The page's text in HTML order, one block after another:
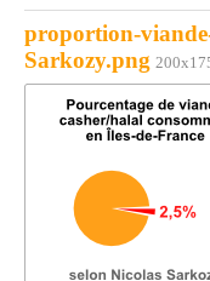
proportion-
Sarkozy.png